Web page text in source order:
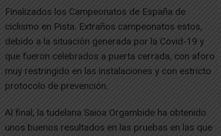
Finalizados los Campeonatos de España de
ciclismo en Pista. Extraños campeonatos estos,
debido a la situación generada por la Covid-19 y
que fueron celebrados a puerta cerrada, con aforo
muy restringido en las instalaciones y con estricto
protocolo de prevención.
Al final, la tudelana Saioa Orgambide ha obtenido
unos buenos resultados en las pruebas en las que